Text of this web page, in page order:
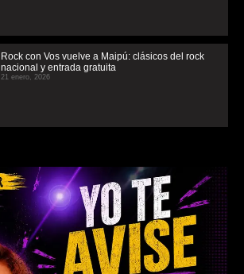
Rock con Vos vuelve a Maipú: clásicos del rock
nacional y entrada gratuita
21 enero, 2026